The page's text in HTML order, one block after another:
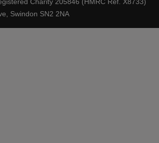
Swindon SN2 2NA